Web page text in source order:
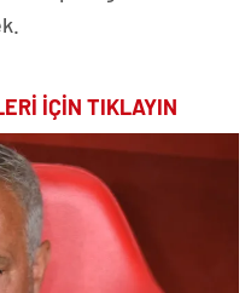
İÇİN TIKLAYIN